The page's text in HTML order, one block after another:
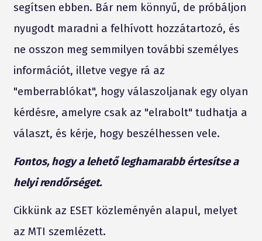
segítsen ebben. Bár nem könnyű, de próbáljon
nyugodt maradni a felhívott hozzátartozó, és
ne osszon meg semmilyen további személyes
információt, illetve vegye rá az
"emberrablókat", hogy válaszoljanak egy olyan
kérdésre, amelyre csak az "elrabolt" tudhatja a
választ, és kérje, hogy beszélhessen vele.
Fontos, hogy a lehető leghamarabb értesítse a
helyi rendőrséget.
Cikkünk az ESET közleményén alapul, melyet
az MTI szemlézett.